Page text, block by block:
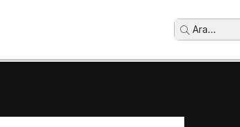
Ara...